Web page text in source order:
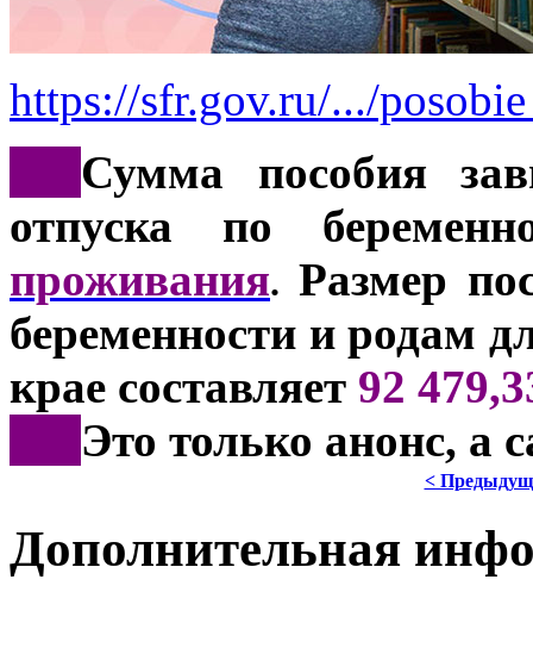
https://sfr.gov.ru/.../
Сумма пособия
отпуска по
проживания. Размер
беременности и родам
крае составляет 92
Это только анонс, а
<
Дополнительная